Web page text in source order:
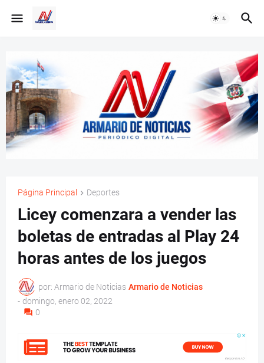
Página Principal Deportes
Licey comenzara a vender las
boletas de entradas al Play 24
horas antes de los juegos
por: Armario de Noticias Armario de Noticias
- domingo, enero 02, 2022
0